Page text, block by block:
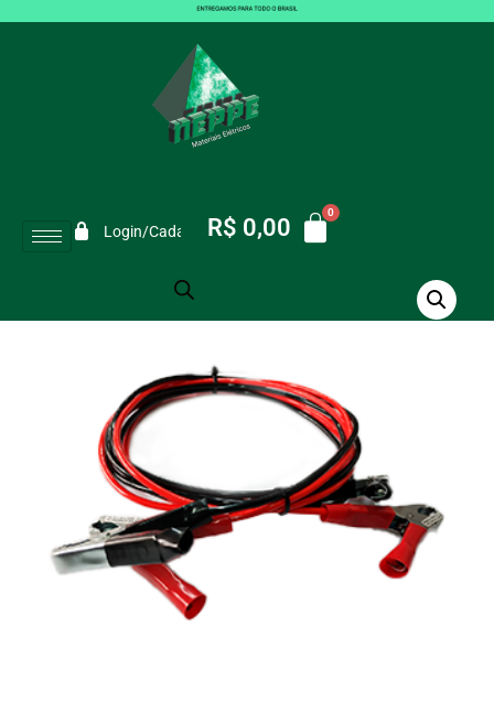
Login/CadastroR$ 0,00
Cabo de Transmissão de Carga
Chupeta 3 Metros
Cabo de Transmissão de Carga Chupeta 3 Metros